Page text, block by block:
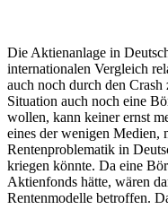
Die Aktienanlage in
internationalen Vergleich
auch noch durch den
Situation auch noch eine
wollen, kann keiner ernst
eines der wenigen Medien,
Rentenproblematik in
kriegen könnte. Da eine
Aktienfonds hätte, wären
Rentenmodelle betroffen.